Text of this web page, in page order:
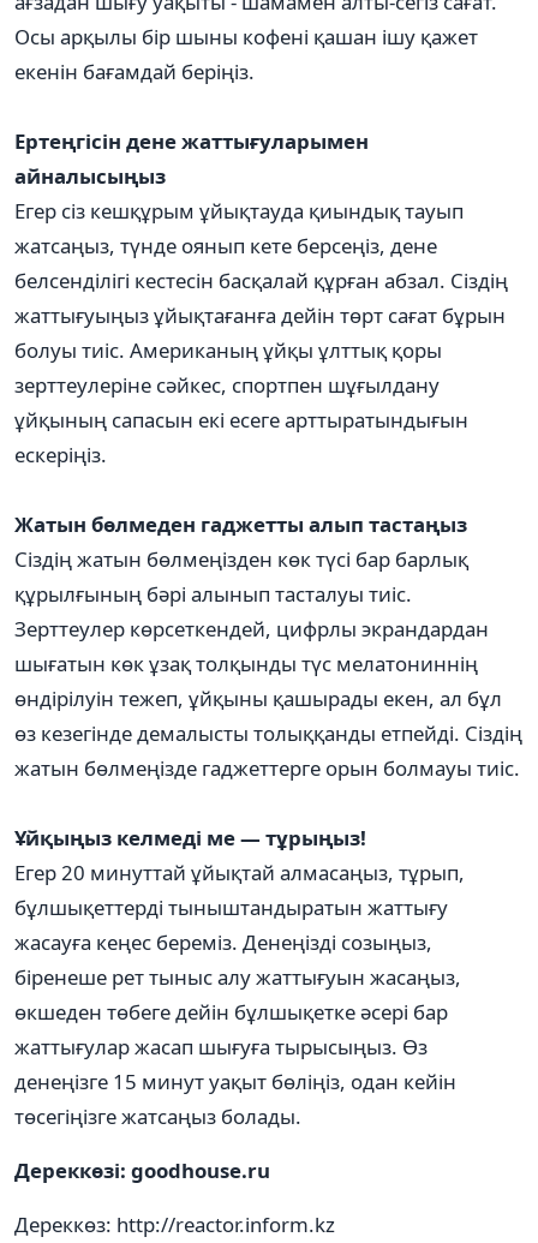
Осы арқылы бір шыны кофені қашан ішу қажет
екенін бағамдай беріңіз.
Ертеңгісін дене жаттығуларымен
айналысыңыз
Егер сіз кешқұрым ұйықтауда қиындық тауып
жатсаңыз, түнде оянып кете берсеңіз, дене
белсенділігі кестесін басқалай құрған абзал. Сіздің
жаттығуыңыз ұйықтағанға дейін төрт сағат бұрын
болуы тиіс. Американың ұйқы ұлттық қоры
зерттеулеріне сәйкес, спортпен шұғылдану
ұйқының сапасын екі есеге арттыратындығын
ескеріңіз.
Жатын бөлмеден гаджетты алып тастаңыз
Сіздің жатын бөлмеңізден көк түсі бар барлық
құрылғының бәрі алынып тасталуы тиіс.
Зерттеулер көрсеткендей, цифрлы экрандардан
шығатын көк ұзақ толқынды түс мелатониннің
өндірілуін тежеп, ұйқыны қашырады екен, ал бұл
өз кезегінде демалысты толыққанды етпейді. Сіздің
жатын бөлмеңізде гаджеттерге орын болмауы тиіс.
Ұйқыңыз келмеді ме — тұрыңыз!
Егер 20 минуттай ұйықтай алмасаңыз, тұрып,
бұлшықеттерді тыныштандыратын жаттығу
жасауға кеңес береміз. Денеңізді созыңыз,
біренеше рет тыныс алу жаттығуын жасаңыз,
өкшеден төбеге дейін бұлшықетке әсері бар
жаттығулар жасап шығуға тырысыңыз. Өз
денеңізге 15 минут уақыт бөліңіз, одан кейін
төсегіңізге жатсаңыз болады.
Дереккөзі: ​goodhouse.ru
Дереккөз: http://reactor.inform.kz